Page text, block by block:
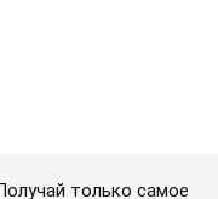
только самое